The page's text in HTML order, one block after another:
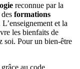
reconnue par la
formations
et la
les bienfaits de
soi. Pour un bien-être
au code